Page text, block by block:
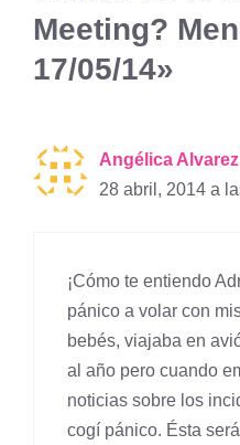
Meeting?
17/05/14»
Angélica
28 abril, 2014 a
¡Cómo te entiendo
pánico a volar con
bebés, viajaba en
al año pero cuando
noticias sobre los
cogí pánico. Ésta